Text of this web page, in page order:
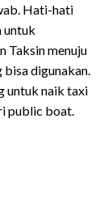
Hati-hati
untuk
Taksin menuju
digunakan.
untuk naik taxi
public boat.